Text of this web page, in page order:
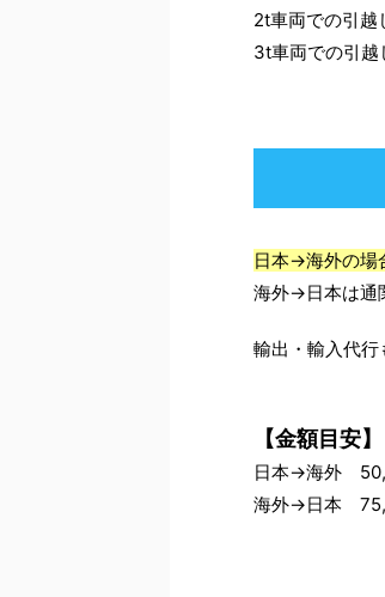
2t車両での引
3t車両での引
日本→海外の場
海外→日本は通
輸出・輸入代行
【金額目安】
日本→海外
海外→日本